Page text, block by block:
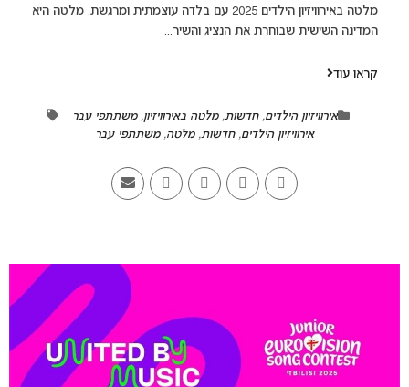
מלטה באירוויזיון הילדים 2025 עם בלדה עוצמתית ומרגשת. מלטה היא
המדינה השישית שבוחרת את הנציג והשיר...
קראו עוד
אירוויזיון הילדים,חדשות,מלטה באירוויזיון,משתתפי עבר
אירוויזיון הילדים,חדשות,מלטה,משתתפי עבר